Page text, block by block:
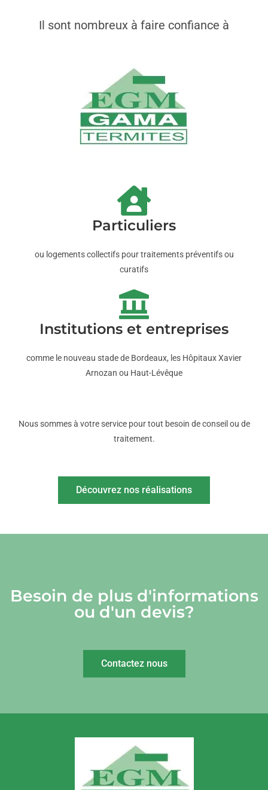
Il sont nombreux à faire confiance à
Particuliers
ou logements collectifs pour traitements préventifs ou
curatifs
Institutions et entreprises
comme le nouveau stade de Bordeaux, les Hôpitaux Xavier
Arnozan ou Haut-Lévêque
Nous sommes à votre service pour tout besoin de conseil ou de
traitement.
Découvrez nos réalisations
Besoin de plus d'informations
ou d'un devis?
Contactez nous